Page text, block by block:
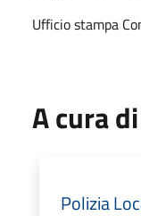
Ufficio stampa
A cura di
Polizia